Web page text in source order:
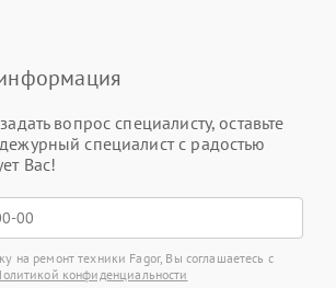
вопрос специалисту, оставьте
специалист с радостью
Вас!
на ремонт техники Fagor, Вы соглашаетесь с
конфиденциальности